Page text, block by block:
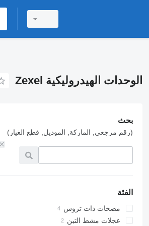
الوحدات الهيدروليكية Zexel
بحث
(رقم مرجعي, الماركة, الموديل, قطع الغيار)
الفئة
مضخات ذات تروس
عجلات مشط التبن